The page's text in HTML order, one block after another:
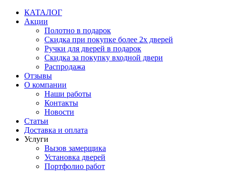
Перейти
содержимому
КАТАЛОГ
Акции
Полотно в подарок
Скидка при покупке более 2х дверей
Ручки для дверей в подарок
Скидка за покупку входной двери
Распродажа
Отзывы
О компании
Наши работы
Контакты
Новости
Статьи
Доставка и оплата
Услуги
Вызов замерщика
Установка дверей
Портфолио работ